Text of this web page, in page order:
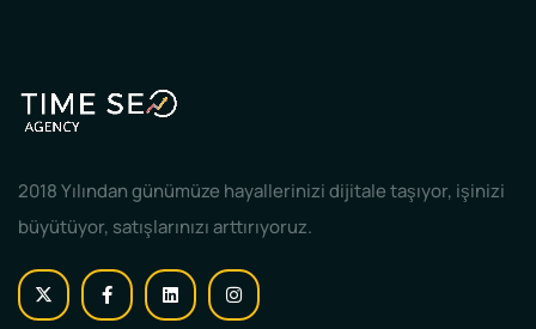
2018 Yılından günümüze hayallerinizi dijitale taşıyor, işinizi
büyütüyor, satışlarınızı arttırıyoruz.